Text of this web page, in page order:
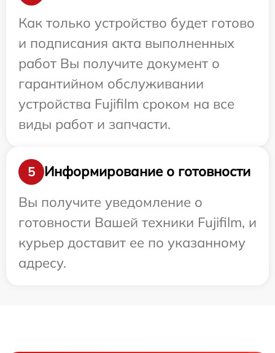
Как только устройство будет готово
и подписания акта выполненных
работ Вы получите документ о
гарантийном обслуживании
устройства Fujifilm сроком на все
виды работ и запчасти.
5
Информирование о готовности
Вы получите уведомление о
готовности Вашей техники Fujifilm, и
курьер доставит ее по указанному
адресу.